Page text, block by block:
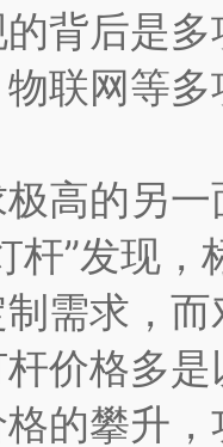
后是多
联网等
的另一
杆”发现
需求，
价格多
攀升，